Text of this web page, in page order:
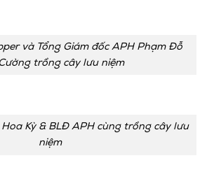
và Tổng Giám đốc APH Phạm Đỗ
trồng cây lưu niệm
Kỳ & BLĐ APH cùng trồng cây lưu
niệm